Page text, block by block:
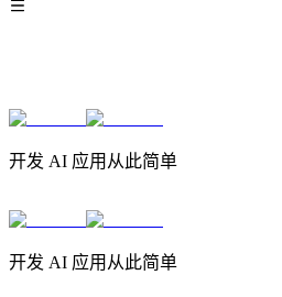
开发 AI 应用从此简单
开发 AI 应用从此简单